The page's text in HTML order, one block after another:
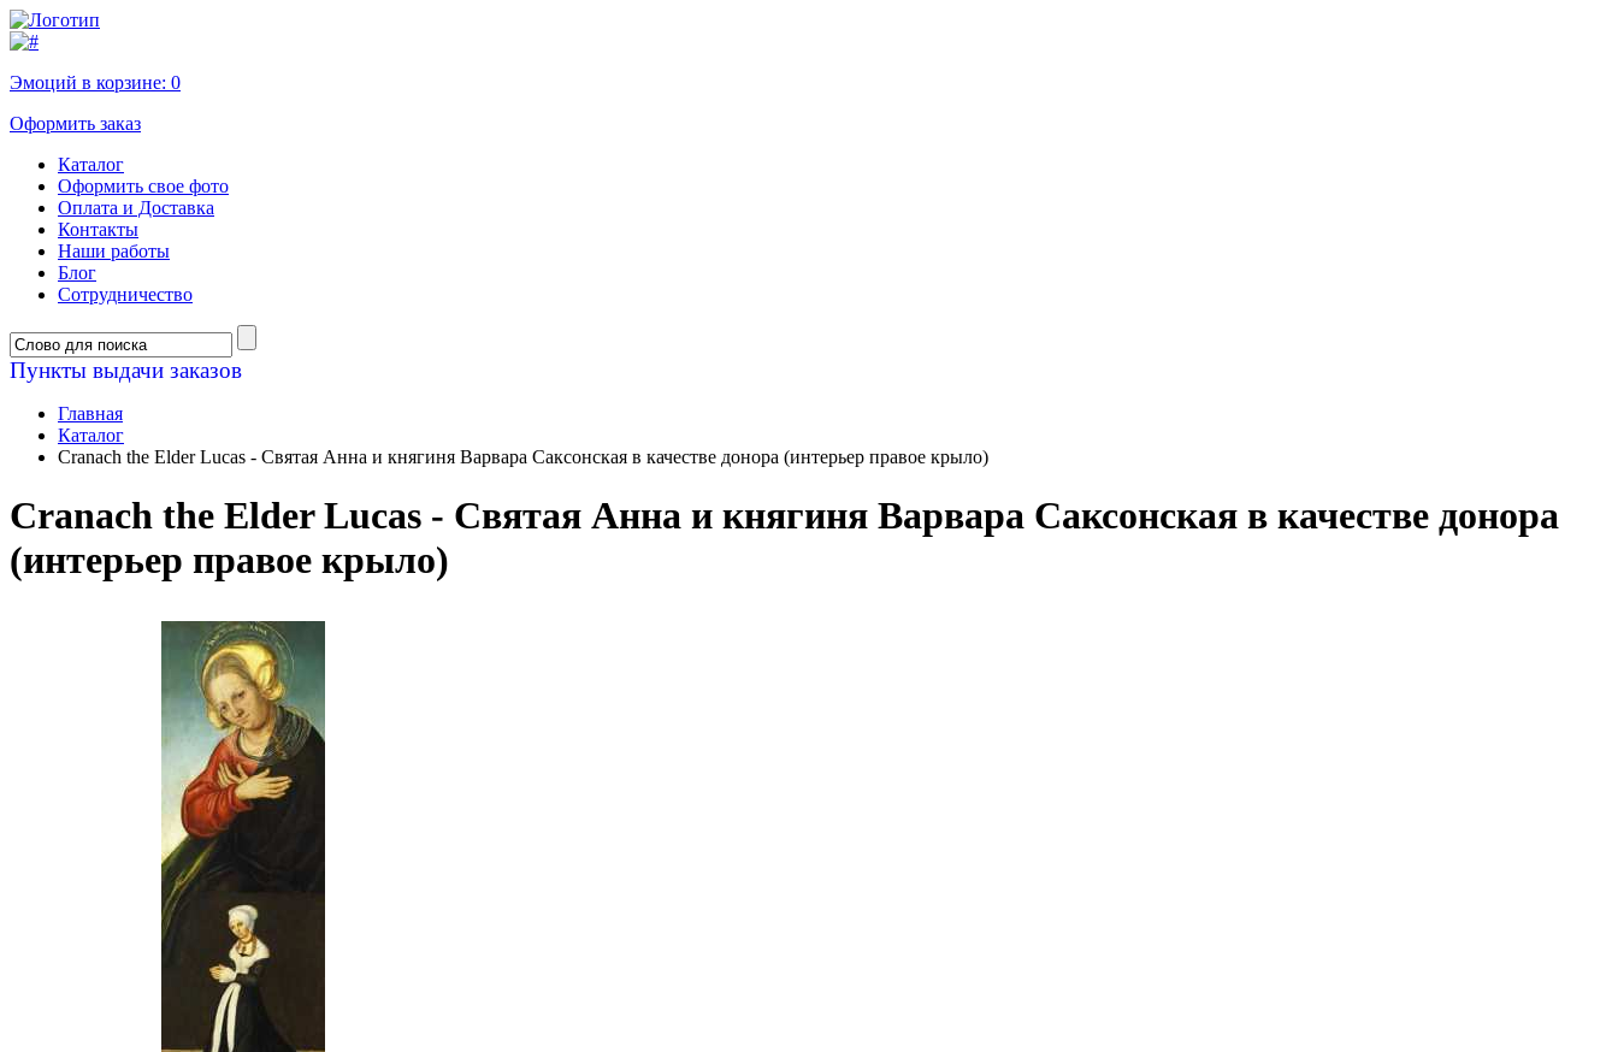
Эмоций в корзине: 0
Оформить заказ
Каталог
Оформить свое фото
Оплата и Доставка
Контакты
Наши работы
Блог
Сотрудничество
Пункты выдачи заказов
Главная
Каталог
Cranach the Elder Lucas - Святая Анна и княгиня Варвара Саксонская в качестве донора (интерьер правое крыло)
Cranach the Elder Lucas - Святая Анна и княгиня Варвара Саксонская в качестве донора
(интерьер правое крыло)